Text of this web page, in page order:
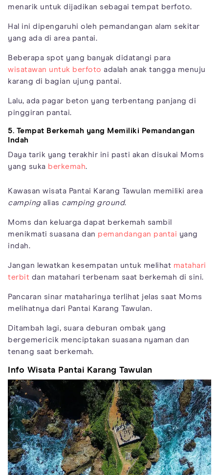
menarik untuk dijadikan sebagai tempat berfoto.
Hal ini dipengaruhi oleh pemandangan alam sekitar
yang ada di area pantai.
Beberapa spot yang banyak didatangi para
wisatawan untuk berfoto adalah anak tangga menuju
karang di bagian ujung pantai.
Lalu, ada pagar beton yang terbentang panjang di
pinggiran pantai.
5. Tempat Berkemah yang Memiliki Pemandangan
Indah
Daya tarik yang terakhir ini pasti akan disukai Moms
yang suka berkemah.
Kawasan wisata Pantai Karang Tawulan memiliki area
campingalias camping ground.
Moms dan keluarga dapat berkemah sambil
menikmati suasana dan pemandangan pantai yang
indah.
Jangan lewatkan kesempatan untuk melihat matahari
terbit dan matahari terbenam saat berkemah di sini.
Pancaran sinar mataharinya terlihat jelas saat Moms
melihatnya dari Pantai Karang Tawulan.
Ditambah lagi, suara deburan ombak yang
bergemericik menciptakan suasana nyaman dan
tenang saat berkemah.
Info Wisata Pantai Karang Tawulan